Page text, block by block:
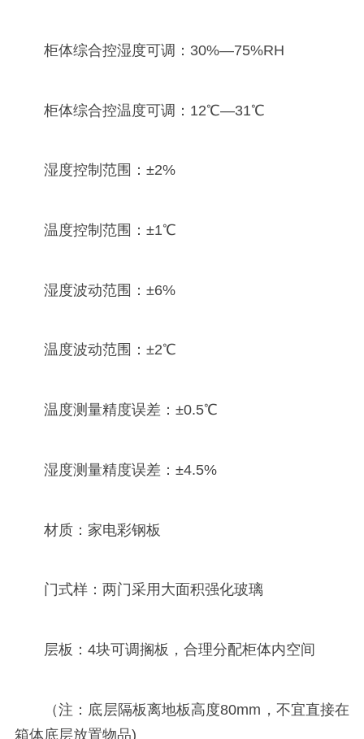
柜体综合控湿度可调：30%—75%RH
柜体综合控温度可调：12℃—31℃
湿度控制范围：±2%
温度控制范围：±1℃
湿度波动范围：±6%
温度波动范围：±2℃
温度测量精度误差：±0.5℃
湿度测量精度误差：±4.5%
材质：家电彩钢板
门式样：两门采用大面积强化玻璃
层板：4块可调搁板，合理分配柜体内空间
（注：底层隔板离地板高度80mm，不宜直接在
箱体底层放置物品)